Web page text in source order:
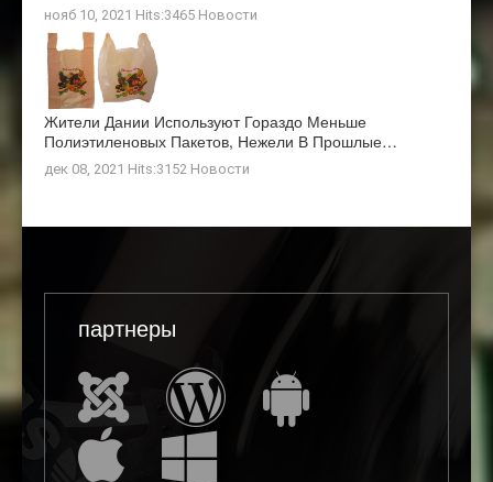
нояб 10, 2021 Hits:3465 Новости
Жители Дании Используют Гораздо Меньше
Полиэтиленовых Пакетов, Нежели В Прошлые…
дек 08, 2021 Hits:3152 Новости
партнеры